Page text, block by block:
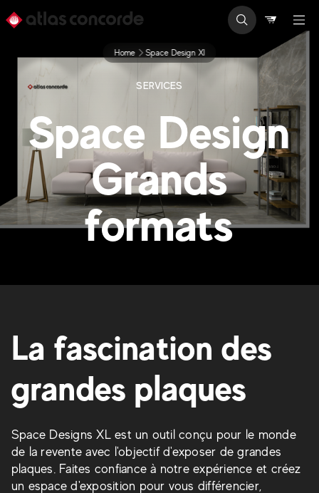
Home Space Design Xl
SERVICES
Space Design
Grands
formats
La fascination des
grandes plaques
Space Designs XL est un outil conçu pour le monde
de la revente avec l'objectif d'exposer de grandes
plaques. Faites confiance à notre expérience et créez
un espace d'exposition pour vous différencier,